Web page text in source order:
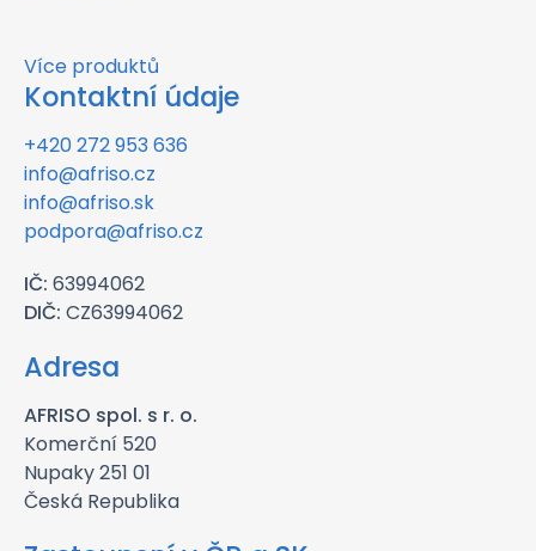
Více produktů
Kontaktní údaje
+420 272 953 636
info@afriso.cz
info@afriso.sk
podpora@afriso.cz
IČ: 63994062
DIČ: CZ63994062
Adresa
AFRISO spol. s r. o.
Komerční 520
Nupaky 251 01
Česká Republika